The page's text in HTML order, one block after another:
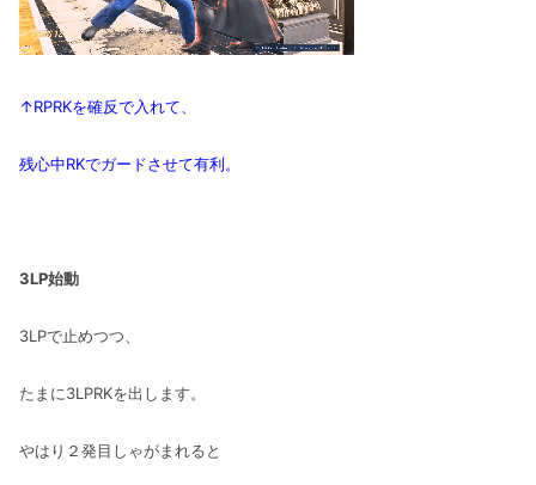
↑RPRKを確反で入れて、
残心中RKでガードさせて有利。
3LP始動
3LPで止めつつ、
たまに3LPRKを出します。
やはり２発目しゃがまれると